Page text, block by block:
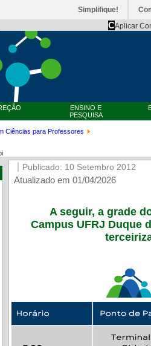
Simplifique!
CAplicar
ENSINO E
PESQUISA
Ciências para Professores
Publicado: 10 Setembro 2012
Atualizado em 01/04/2026
A seguir, a grade
Campus UFRJ Duque